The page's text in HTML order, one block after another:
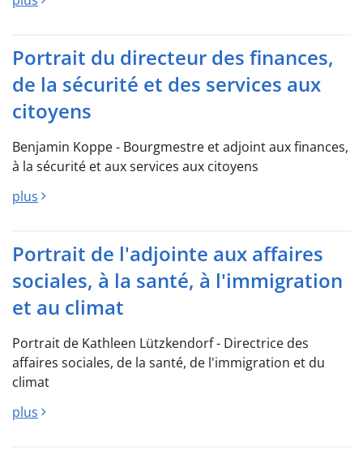
Portrait du directeur des finances,
de la sécurité et des services aux
citoyens
Benjamin Koppe - Bourgmestre et adjoint aux finances,
à la sécurité et aux services aux citoyens
plus
Portrait de l'adjointe aux affaires
sociales, à la santé, à l'immigration
et au climat
Portrait de Kathleen Lützkendorf - Directrice des
affaires sociales, de la santé, de l'immigration et du
climat
plus